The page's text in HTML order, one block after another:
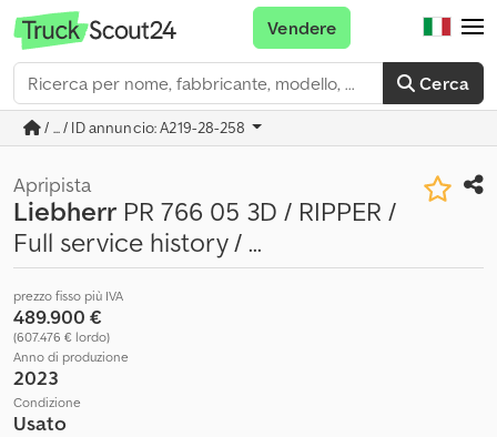
Cerca
Vendere
/ ... / ID annuncio: A219-28-258
Apripista
Liebherr PR 766 05 3D / RIPPER /
Full service history / ...
prezzo fisso più IVA
489.900 €
(607.476 € lordo)
Anno di produzione
2023
Condizione
Usato